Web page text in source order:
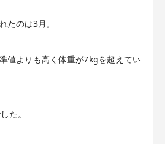
たのは3月。
値よりも高く体重が7kgを超えてい
た。